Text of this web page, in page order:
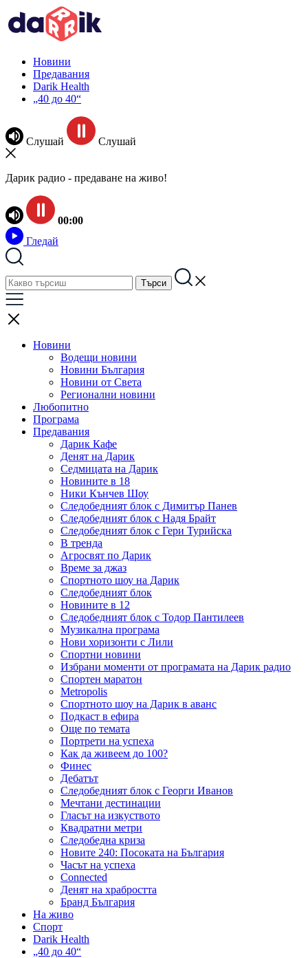
Новини
Предавания
Darik Health
„40 до 40“
Слушай Слушай
Дарик радио - предаване на живо!
00:00
Гледай
Новини
Водещи новини
Новини България
Новини от Света
Регионални новини
Любопитно
Програма
Предавания
Дарик Кафе
Денят на Дарик
Седмицата на Дарик
Новините в 18
Ники Кънчев Шоу
Следобедният блок с Димитър Панев
Следобедният блок с Надя Брайт
Следобедният блок с Гери Турийска
В тренда
Агросвят по Дарик
Време за джаз
Спортното шоу на Дарик
Следобедният блок
Новините в 12
Следобедният блок с Тодор Пантилеев
Музикална програма
Нови хоризонти с Лили
Спортни новини
Избрани моменти от програмата на Дарик радио
Спортен маратон
Metropolis
Спортното шоу на Дарик в аванс
Подкаст в ефира
Още по темата
Портрети на успеха
Как да живеем до 100?
Финес
Дебатът
Следобедният блок с Георги Иванов
Мечтани дестинации
Гласът на изкуството
Квадратни метри
Следобедна криза
Новите 240: Посоката на България
Часът на успеха
Connected
Денят на храбростта
Бранд България
На живо
Спорт
Darik Health
„40 до 40“